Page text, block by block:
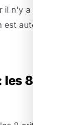
n'y a pas de
automatique
les 8